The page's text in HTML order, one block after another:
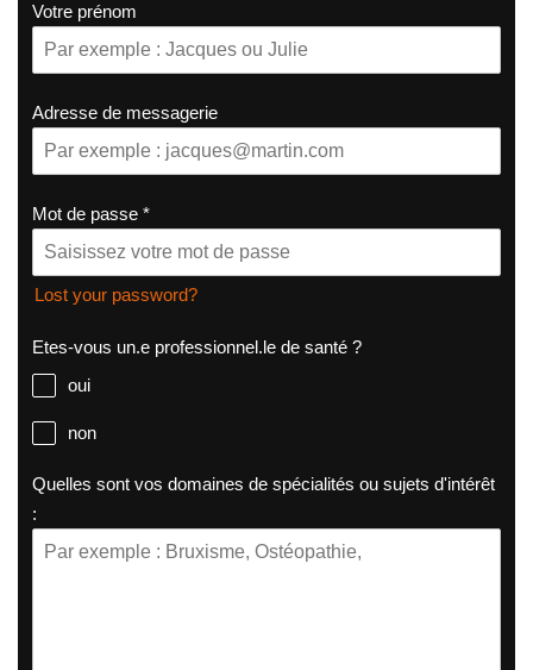
Votre prénom
Adresse de messagerie
Mot de passe *
Lost your password?
Etes-vous un.e professionnel.le de santé ?
oui
non
Quelles sont vos domaines de spécialités ou sujets d'intérêt
: